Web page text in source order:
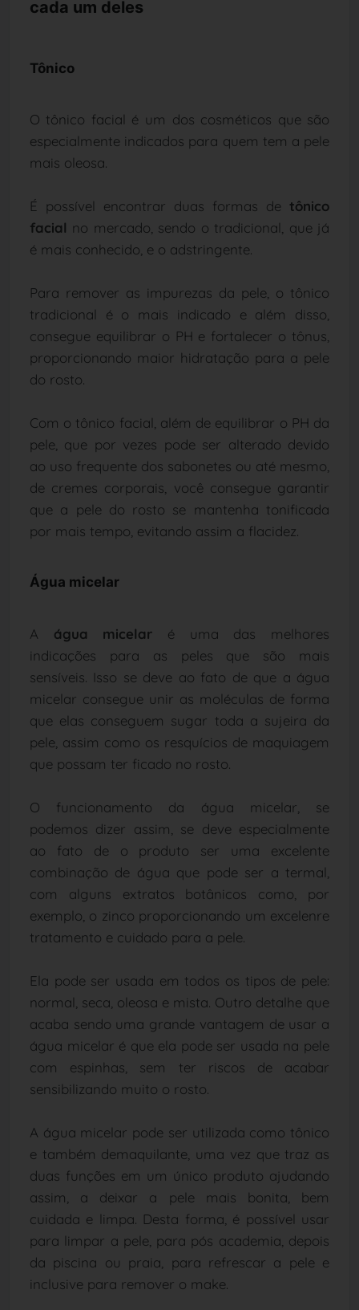
cada um deles
Tônico
O tônico facial é um dos cosméticos que são
especialmente indicados para quem tem a pele
mais oleosa.
É possível encontrar duas formas de tônico
facial no mercado, sendo o tradicional, que já
é mais conhecido, e o adstringente.
Para remover as impurezas da pele, o tônico
tradicional é o mais indicado e além disso,
consegue equilibrar o PH e fortalecer o tônus,
proporcionando maior hidratação para a pele
do rosto.
Com o tônico facial, além de equilibrar o PH da
pele, que por vezes pode ser alterado devido
ao uso frequente dos sabonetes ou até mesmo,
de cremes corporais, você consegue garantir
que a pele do rosto se mantenha tonificada
por mais tempo, evitando assim a flacidez.
Água micelar
A água micelar é uma das melhores
indicações para as peles que são mais
sensíveis. Isso se deve ao fato de que a água
micelar consegue unir as moléculas de forma
que elas conseguem sugar toda a sujeira da
pele, assim como os resquícios de maquiagem
que possam ter ficado no rosto.
O funcionamento da água micelar, se
podemos dizer assim, se deve especialmente
ao fato de o produto ser uma excelente
combinação de água que pode ser a termal,
com alguns extratos botânicos como, por
exemplo, o zinco proporcionando um excelenre
tratamento e cuidado para a pele.
Ela pode ser usada em todos os tipos de pele:
normal, seca, oleosa e mista. Outro detalhe que
acaba sendo uma grande vantagem de usar a
água micelar é que ela pode ser usada na pele
com espinhas, sem ter riscos de acabar
sensibilizando muito o rosto.
A água micelar pode ser utilizada como tônico
e também demaquilante, uma vez que traz as
duas funções em um único produto ajudando
assim, a deixar a pele mais bonita, bem
cuidada e limpa. Desta forma, é possível usar
para limpar a pele, para pós academia, depois
da piscina ou praia, para refrescar a pele e
inclusive para remover o make.